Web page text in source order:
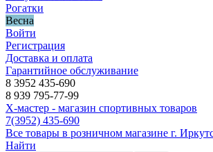
Рогатки
Весна
Войти
Регистрация
Доставка и оплата
Гарантийное обслуживание
8 3952 435-690
8 939 795-77-99
Х-мастер - магазин спортивных товаров
7(3952) 435-690
Все товары в розничном магазине г.
Найти